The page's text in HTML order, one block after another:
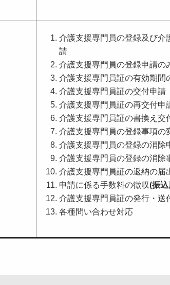
介護支援専門員の登録及び介
請
介護支援専門員の登録申請の
介護支援専門員証の有効期間
介護支援専門員証の交付申請
介護支援専門員証の再交付申
介護支援専門員証の書換え交
介護支援専門員の登録事項の
介護支援専門員の登録の消除
介護支援専門員の登録の消除
介護支援専門員証の返納の届
申請に係る手数料の徴収(振
介護支援専門員証の発行・送
各種問い合わせ対応